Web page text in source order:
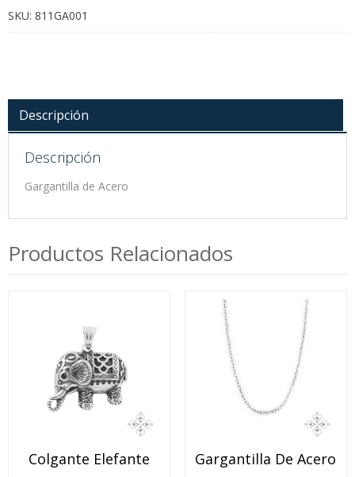
cantidad
SKU: 811GA001
Descripción
Descripción
Gargantilla de Acero
Productos Relacionados
Colgante Elefante Gargantilla De Acero